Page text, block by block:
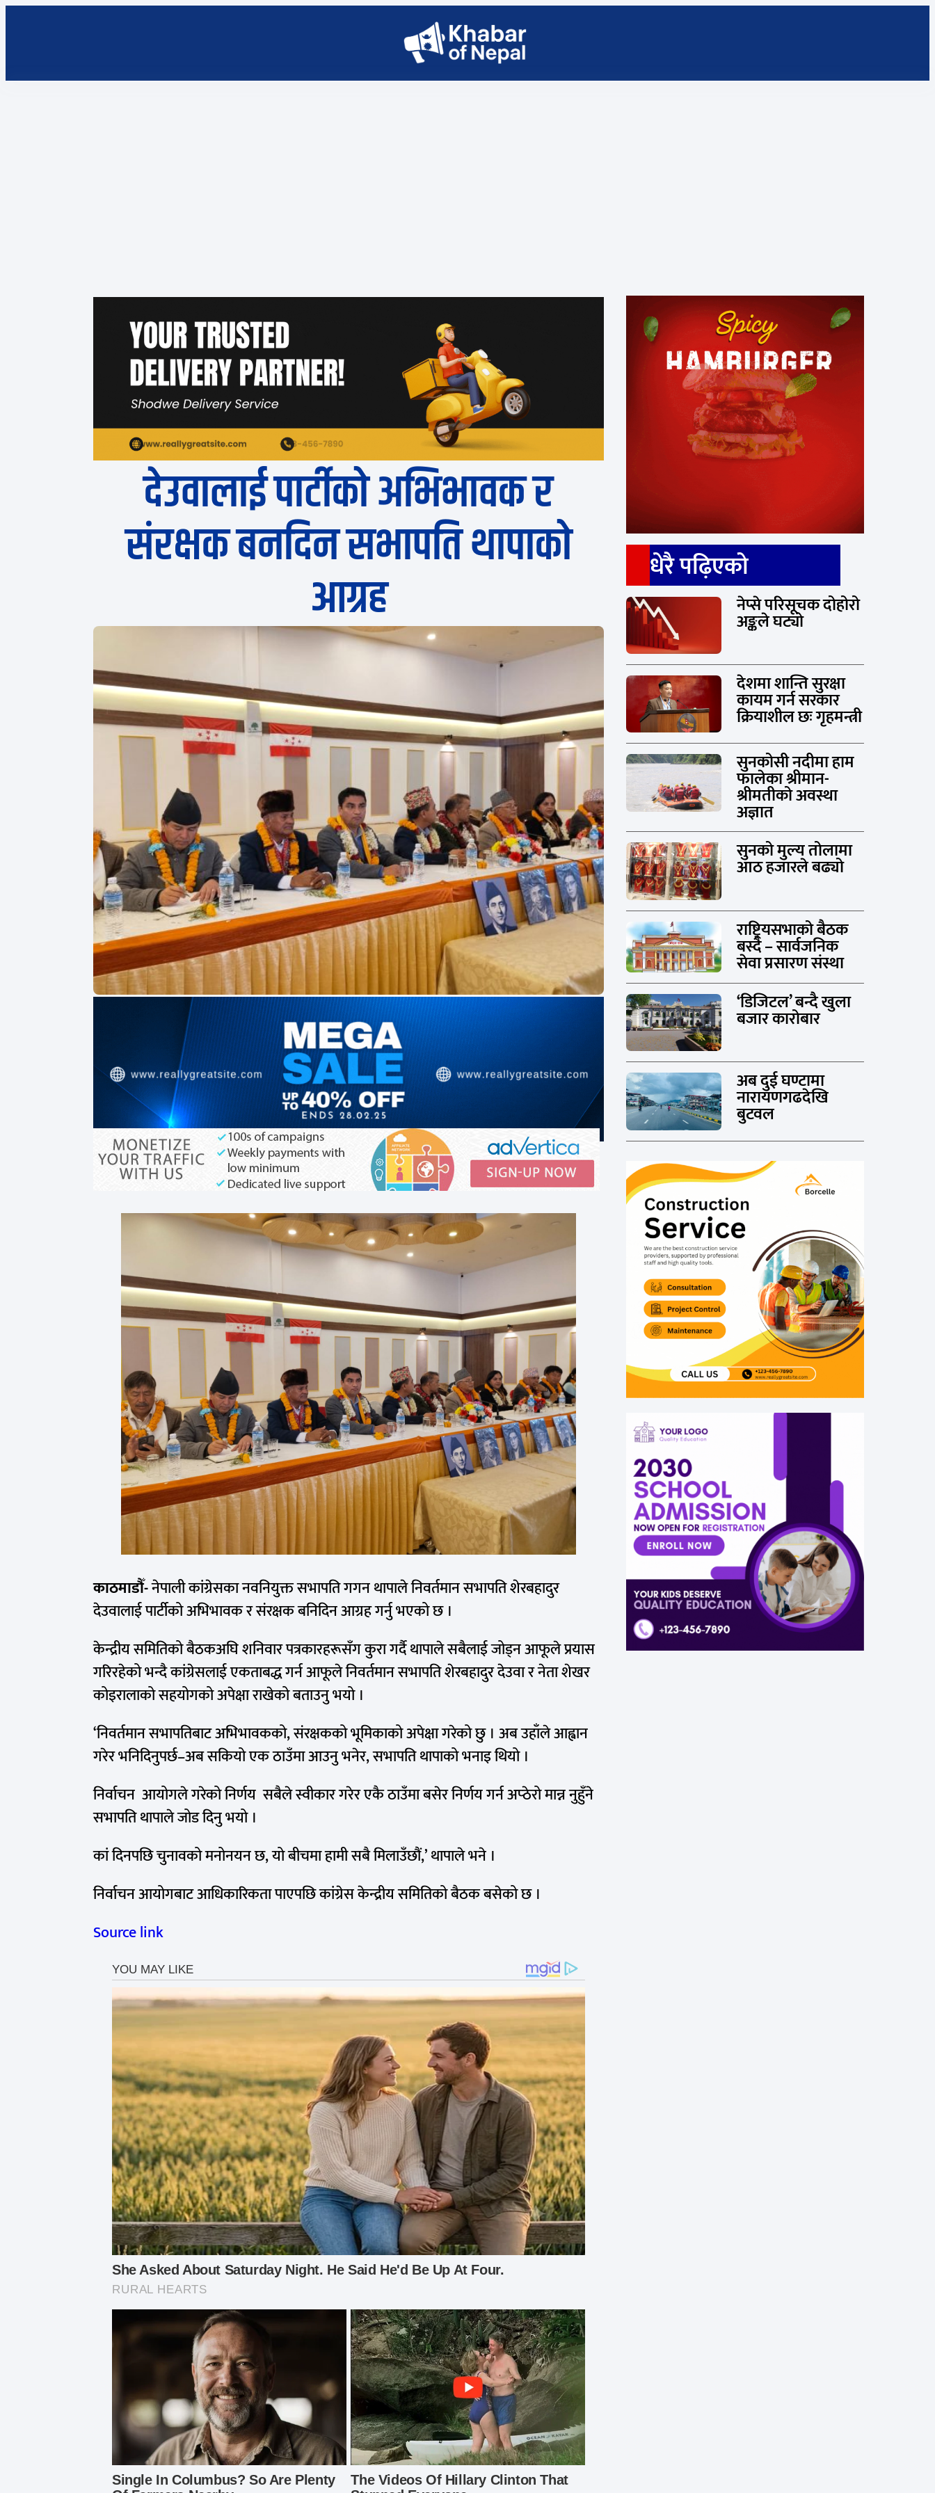
देउवालाई पार्टीको अभिभावक र
संरक्षक बनदिन सभापति थापाको
आग्रह
काठमाडौँ-नेपाली कांग्रेसका नवनियुक्त सभापति गगन थापाले निवर्तमान सभापति शेरबहादुर
देउवालाई पार्टीको अभिभावक र संरक्षक बनिदिन आग्रह गर्नु भएको छ ।
केन्द्रीय समितिको बैठकअघि शनिवार पत्रकारहरूसँग कुरा गर्दै थापाले सबैलाई जोड्न आफूले प्रयास
गरिरहेको भन्दै कांग्रेसलाई एकताबद्ध गर्न आफूले निवर्तमान सभापति शेरबहादुर देउवा र नेता शेखर
कोइरालाको सहयोगको अपेक्षा राखेको बताउनु भयो ।
‘निवर्तमान सभापतिबाट अभिभावकको, संरक्षकको भूमिकाको अपेक्षा गरेको छु । अब उहाँले आह्वान
गरेर भनिदिनुपर्छ–अब सकियो एक ठाउँमा आउनु भनेर, सभापति थापाको भनाइ थियो ।
निर्वाचन आयोगले गरेको निर्णय सबैले स्वीकार गरेर एकै ठाउँमा बसेर निर्णय गर्न अप्ठेरो मान्न नुहुँने
सभापति थापाले जोड दिनु भयो ।
कां दिनपछि चुनावको मनोनयन छ, यो बीचमा हामी सबै मिलाउँछौं,’ थापाले भने ।
निर्वाचन आयोगबाट आधिकारिकता पाएपछि कांग्रेस केन्द्रीय समितिको बैठक बसेको छ ।
Source link
धेरै पढ़िएको
नेप्से परिसूचक दोहोरो
अङ्कले घट्यो
देशमा शान्ति सुरक्षा
कायम गर्न सरकार
क्रियाशील छः गृहमन्त्री
सुनकोसी नदीमा हाम
फालेका श्रीमान-
श्रीमतीको अवस्था
अज्ञात
सुनको मुल्य तोलामा
आठ हजारले बढ्यो
राष्ट्रियसभाको बैठक
बस्दै – सार्वजनिक
सेवा प्रसारण संस्था
‘डिजिटल’ बन्दै खुला
बजार कारोबार
अब दुई घण्टामा
नारायणगढदेखि
बुटवल